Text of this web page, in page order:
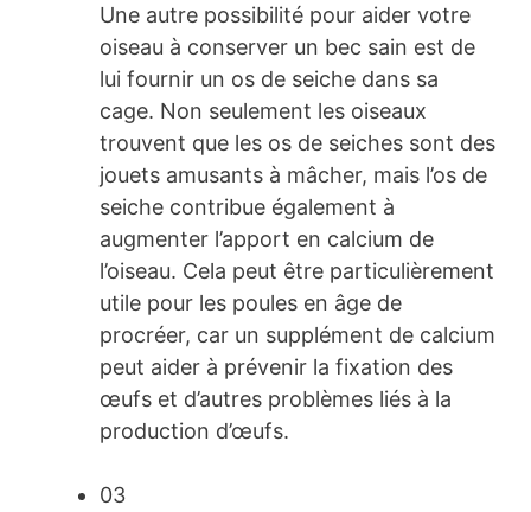
Une autre possibilité pour aider votre
oiseau à conserver un bec sain est de
lui fournir un os de seiche dans sa
cage. Non seulement les oiseaux
trouvent que les os de seiches sont des
jouets amusants à mâcher, mais l’os de
seiche contribue également à
augmenter l’apport en calcium de
l’oiseau. Cela peut être particulièrement
utile pour les poules en âge de
procréer, car un supplément de calcium
peut aider à prévenir la fixation des
œufs et d’autres problèmes liés à la
production d’œufs.
03